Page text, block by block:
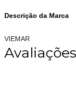
Descrição da Marca
VIEMAR